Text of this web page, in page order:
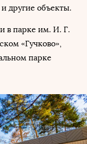
другие объекты.
в парке им. И. Г.
«Гучково»,
парке